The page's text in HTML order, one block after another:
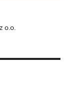
o.o.